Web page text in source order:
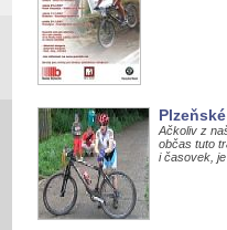
Ačkoliv z
občas tuto
i časovek,